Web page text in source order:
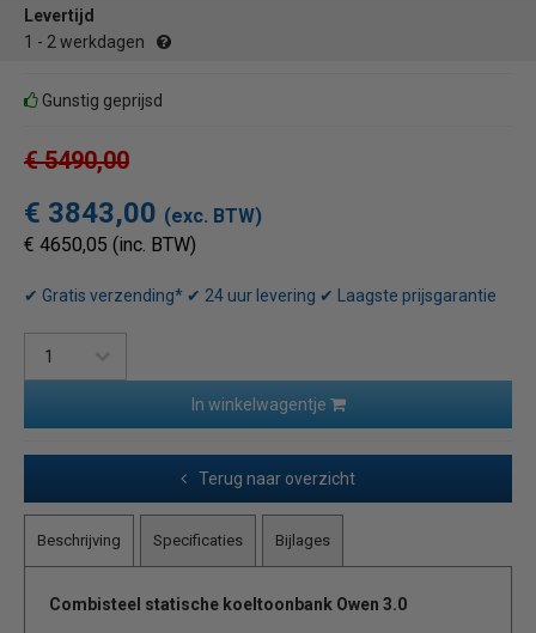
Levertijd
1 - 2 werkdagen
Gunstig geprijsd
€ 5490,00
€ 3843,00 (exc. BTW)
€ 4650,05 (inc. BTW)
✔ Gratis verzending* ✔ 24 uur levering ✔ Laagste prijsgarantie
In winkelwagentje
Terug naar overzicht
Beschrijving Specificaties Bijlages
Combisteel statische koeltoonbank Owen 3.0